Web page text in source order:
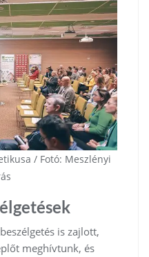
/ Fotó: Meszlényi
is zajlott,
meghívtunk, és